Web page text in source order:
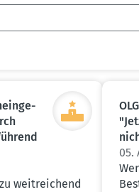
weitreichend
05.